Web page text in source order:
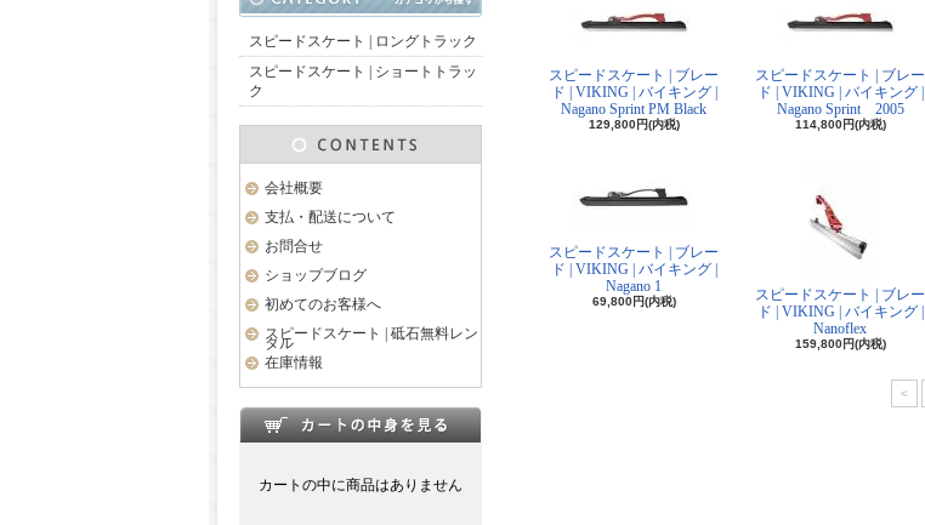
スピードスケート | ロングトラック
スピードスケート | ショートトラッ
ク
会社概要
支払・配送について
お問合せ
ショップブログ
初めてのお客様へ
スピードスケート | 砥石無料レン
タル
在庫情報
カートの中に商品はありません
スピードスケート | ブレー
ド | VIKING | バイキング |
Nagano Sprint PM Black
129,800円(内税)
スピードスケート | ブレー
ド | VIKING | バイキング |
Nagano Sprint 2005
114,800円(内税)
スピードスケート | ブレー
ド | VIKING | バイキング |
Nagano 1
69,800円(内税)
スピードスケート | ブレー
ド | VIKING | バイキング |
Nanoflex
159,800円(内税)
<